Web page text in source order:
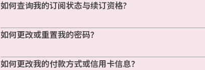
如何查询我的订阅状态与续订资格?
如何更改或重置我的密码？
如何更改我的付款方式或信用卡信息？